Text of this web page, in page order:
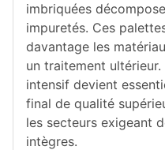
imbriquées
impuretés. Ces
davantage les
un traitement
intensif devient
final de qualité
les secteurs exigeant
intègres.